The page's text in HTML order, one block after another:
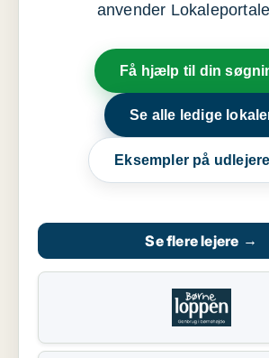
anvender
Få hjælp til din
Se alle ledige
Eksempler på
Se flere lejere →